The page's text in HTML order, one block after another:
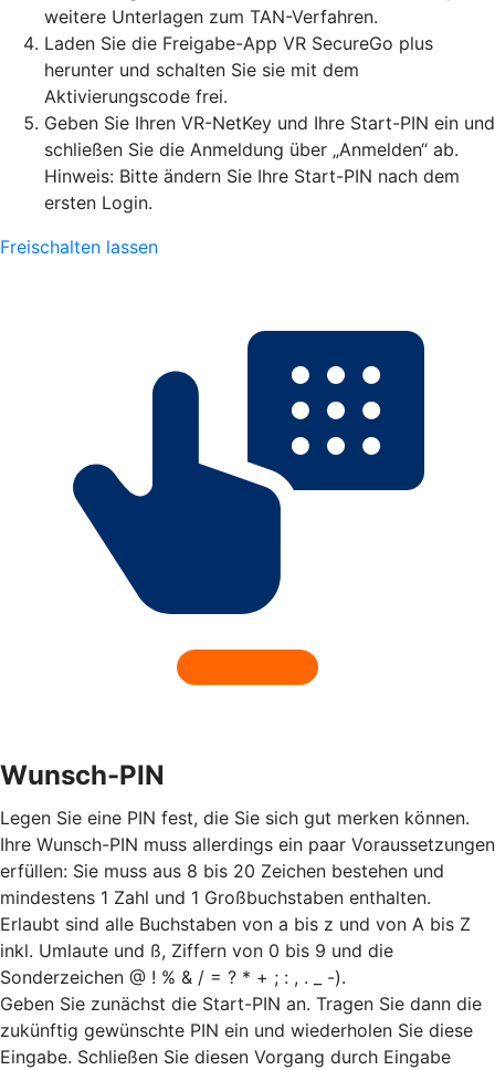
weitere Unterlagen zum TAN-Verfahren.
Laden Sie die Freigabe-App VR SecureGo plus
herunter und schalten Sie sie mit dem
Aktivierungscode frei.
Geben Sie Ihren VR-NetKey und Ihre Start-PIN ein und
schließen Sie die Anmeldung über „Anmelden“ ab.
Hinweis: Bitte ändern Sie Ihre Start-PIN nach dem
ersten Login.
Freischalten lassen
Wunsch-PIN
Legen Sie eine PIN fest, die Sie sich gut merken können.
Ihre Wunsch-PIN muss allerdings ein paar Voraussetzungen
erfüllen: Sie muss aus 8 bis 20 Zeichen bestehen und
mindestens 1 Zahl und 1 Großbuchstaben enthalten.
Erlaubt sind alle Buchstaben von a bis z und von A bis Z
inkl. Umlaute und ß, Ziffern von 0 bis 9 und die
Sonderzeichen @ ! % & / = ? * + ; : , . _ -).
Geben Sie zunächst die Start-PIN an. Tragen Sie dann die
zukünftig gewünschte PIN ein und wiederholen Sie diese
Eingabe. Schließen Sie diesen Vorgang durch Eingabe